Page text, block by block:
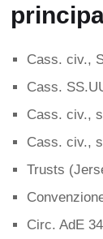
Cass. civ.,
Cass.
Cass. civ.,
Cass. civ.,
Trusts
Circ. AdE